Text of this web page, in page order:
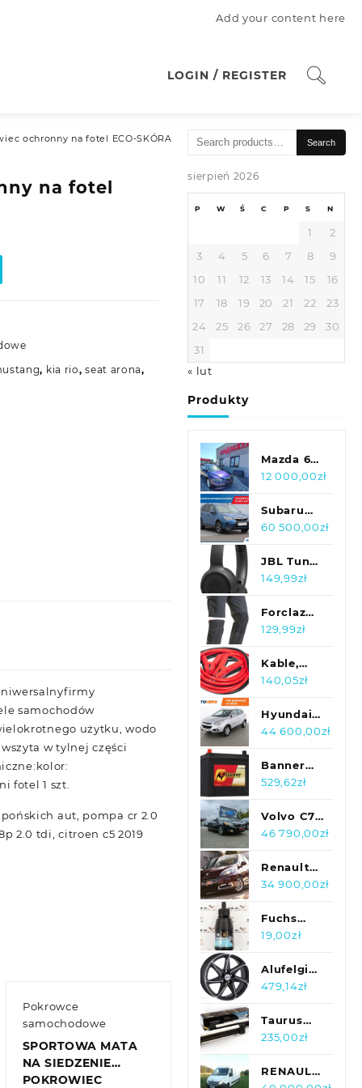
Add your content here
LOGIN / REGISTER
ochronny na fotel ECO-SKÓRA
na fotel
, kia rio,seat arona,
samochodów
użytku, wodo
w tylnej części
fotel 1 szt.
aut, pompa cr 2.0
2.0 tdi, citroen c5 2019
Pokrowce
samochodowe
SPORTOWA MATA
NA SIEDZENIE
POKROWIEC
Search
Search
sierpień 2026
P W Ś C P S N
1
2
3
4 5 6 7 8
9
10
11 12 13 14 15
16
17
18 19 20 21 22
23
24
25 26 27 28 29
30
31
« lut
Produkty
Mazda 6
Mazda 6
beznyna Z
Niemiec
12 000,00zł
Subaru
Forester
Salon
Polska,
ASO
60 500,00zł
JBL Tune
500BT
149,99zł
Forclaz
Spodnie
Męskie
Mt100
Czarny
Szary
129,99zł
Kable,
przewody
1500A
6,0m.
torba
140,05zł
Hyundai
ix35 1.7
Star
Edition
Darmowa
44 600,00zł
Banner
Akumulator
Bull Efb
65Ah L
Kielce Efb
565 16
529,62zł
Volvo C70
2.5 Turbo
Skóra,
Automat
46 790,00zł
Renault
Scenic 1.6
TomTom
Edition
34 900,00zł
Fuchs
Olej Do
80W90
125ml
19,00zł
Alufelgi
RONAL
479,14zł
Taurus
SnowUp
235,00zł
RENAULT